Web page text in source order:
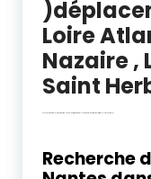
Loire
Nazaire ,
Saint
Recherche